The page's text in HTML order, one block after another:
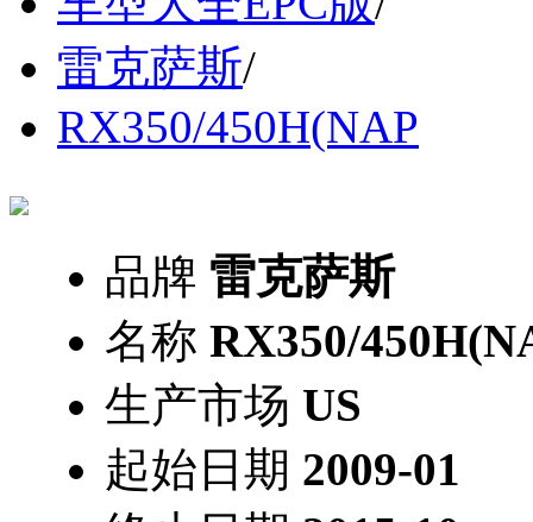
雷克萨斯/
RX350/450H(NAP
品牌 雷克萨斯
名称 RX350/
生产市场 US
起始日期 2009-01